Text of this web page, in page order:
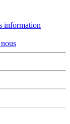
information